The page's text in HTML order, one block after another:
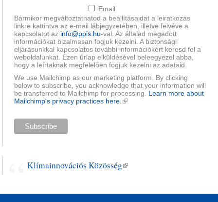
Email
Bármikor megváltoztathatod a beállításaidat a leiratkozás
linkre kattintva az e-mail lábjegyzetében, illetve felvéve a
kapcsolatot az info@ppis.hu-val. Az általad megadott
információkat bizalmasan fogjuk kezelni. A biztonsági
eljárásunkkal kapcsolatos további információkért keresd fel a
weboldalunkat. Ezen űrlap elküldésével beleegyezel abba,
hogy a leírtaknak megfelelően fogjuk kezelni az adataid.
We use Mailchimp as our marketing platform. By clicking
below to subscribe, you acknowledge that your information will
be transferred to Mailchimp for processing. Learn more about
Mailchimp's privacy practices here. (külső hivatkozás)
Klímainnovációs Közösség(külső hivatkozás)